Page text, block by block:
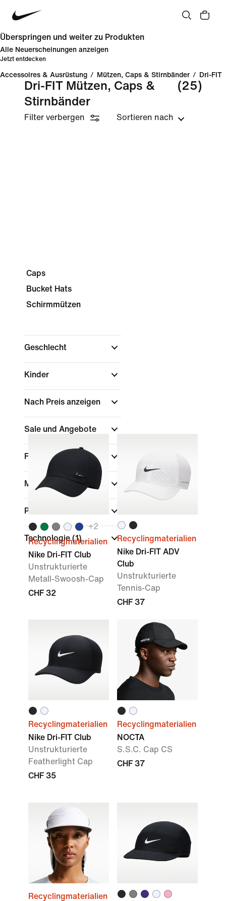
Überspringen und weiter zu Produkten
Alle Neuerscheinungen anzeigen
Jetzt entdecken
Accessoires & Ausrüstung / Mützen, Caps & Stirnbänder / Dri-FIT
Dri-FIT Mützen, Caps &
Stirnbänder
(25)
Filter verbergen Sortieren nach
Caps
Bucket Hats
Schirmmützen
Geschlecht
Kinder
Nach Preis anzeigen
Sale und Angebote
Farbe
Marke
Passform
Technologie(1)
+2
Recyclingmaterialien
Nike Dri-FIT Club
Unstrukturierte
Metall-Swoosh-Cap
CHF 32
Recyclingmaterialien
Nike Dri-FIT ADV
Club
Unstrukturierte
Tennis-Cap
CHF 37
Recyclingmaterialien
Nike Dri-FIT Club
Unstrukturierte
Featherlight Cap
CHF 35
Recyclingmaterialien
NOCTA
S.S.C. Cap CS
CHF 37
Recyclingmaterialien